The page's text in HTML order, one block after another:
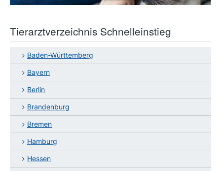
Tierarztverzeichnis Schnelleinstieg
Baden-Württemberg
Bayern
Berlin
Brandenburg
Bremen
Hamburg
Hessen